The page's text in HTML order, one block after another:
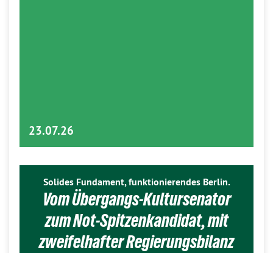
23.07.26
Solides Fundament, funktionierendes Berlin.
Vom Übergangs-Kultursenator
zum Not-Spitzenkandidat, mit
zweifelhafter Regierungsbilanz